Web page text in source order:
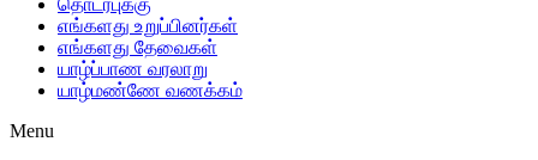
தொடர்புக்கு
எங்களது உறுப்பினர்கள்
எங்களது தேவைகள்
யாழ்ப்பாண வரலாறு
யாழ்மண்ணே வணக்கம்
Menu